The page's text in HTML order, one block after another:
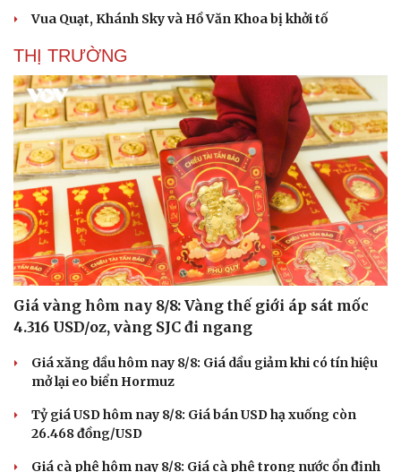
Âm nhạc
Di sản
Thời trang
Vua Quạt, Khánh Sky và Hồ Văn Khoa bị khởi tố
THỊ TRƯỜNG
Giá vàng hôm nay 8/8: Vàng thế giới áp sát mốc
4.316 USD/oz, vàng SJC đi ngang
Giá xăng dầu hôm nay 8/8: Giá dầu giảm khi có tín hiệu
mở lại eo biển Hormuz
Tỷ giá USD hôm nay 8/8: Giá bán USD hạ xuống còn
26.468 đồng/USD
Giá cà phê hôm nay 8/8: Giá cà phê trong nước ổn định